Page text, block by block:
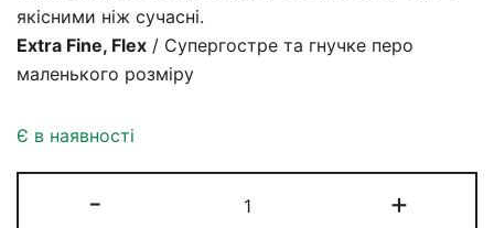
якісними ніж сучасні.
Extra Fine, Flex / Супергостре та гнучке перо
маленького розміру
Є в наявності
-
Hunt
+